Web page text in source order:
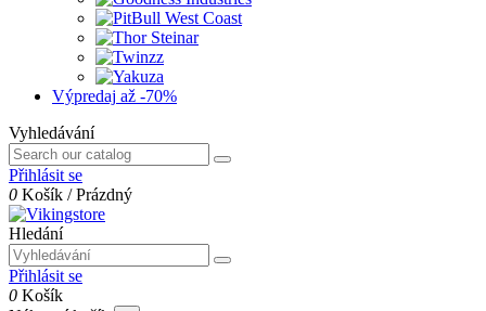
Výpredaj až -70%
Vyhledávání
Přihlásit se
0 Košík /Prázdný
Hledání
Přihlásit se
0 Košík